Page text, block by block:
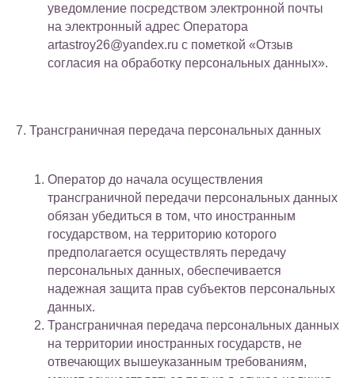
уведомление посредством электронной почты
на электронный адрес Оператора
artastroy26@yandex.ru с пометкой «Отзыв
согласия на обработку персональных данных».
7. Трансграничная передача персональных данных
Оператор до начала осуществления
трансграничной передачи персональных данных
обязан убедиться в том, что иностранным
государством, на территорию которого
предполагается осуществлять передачу
персональных данных, обеспечивается
надежная защита прав субъектов персональных
данных.
Трансграничная передача персональных данных
на территории иностранных государств, не
отвечающих вышеуказанным требованиям,